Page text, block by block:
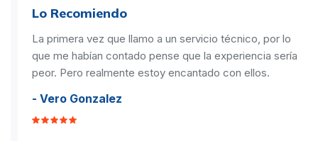
Lo Recomiendo
La primera vez que llamo a un servicio técnico, por lo
que me habían contado pense que la experiencia sería
peor. Pero realmente estoy encantado con ellos.
- Vero Gonzalez